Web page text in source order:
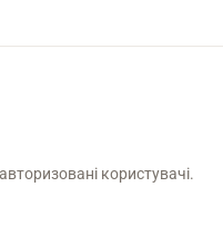
користувачі.